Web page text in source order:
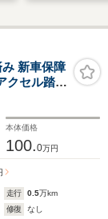
新車保障
クセル踏み
本体価格
100.0万円
走行 0.5万km
修復
なし